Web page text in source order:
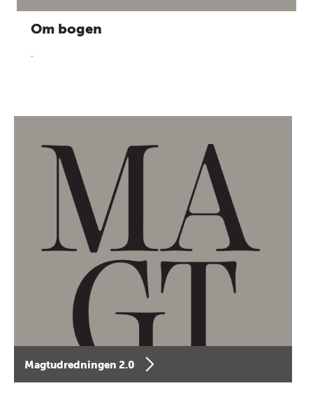
Om bogen
.
Magtudredningen 2.0